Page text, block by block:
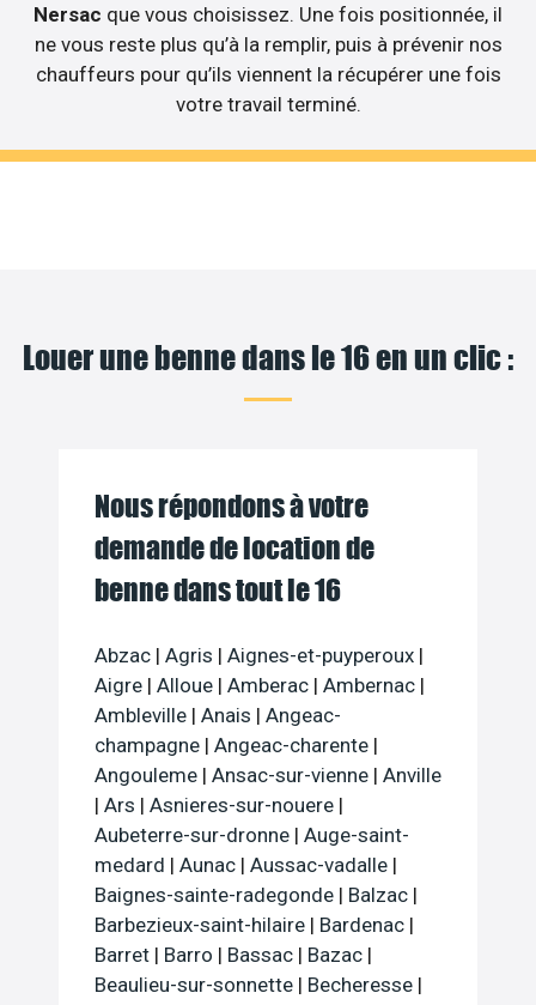
Nersac que vous choisissez. Une fois positionnée, il
ne vous reste plus qu’à la remplir, puis à prévenir nos
chauffeurs pour qu’ils viennent la récupérer une fois
votre travail terminé.
Louer une benne dans le 16 en un clic :
Nous répondons à votre
demande de location de
benne dans tout le 16
Abzac | Agris | Aignes-et-puyperoux |
Aigre | Alloue | Amberac | Ambernac |
Ambleville | Anais | Angeac-
champagne | Angeac-charente |
Angouleme | Ansac-sur-vienne | Anville
| Ars | Asnieres-sur-nouere |
Aubeterre-sur-dronne | Auge-saint-
medard | Aunac | Aussac-vadalle |
Baignes-sainte-radegonde | Balzac |
Barbezieux-saint-hilaire | Bardenac |
Barret | Barro | Bassac | Bazac |
Beaulieu-sur-sonnette | Becheresse |